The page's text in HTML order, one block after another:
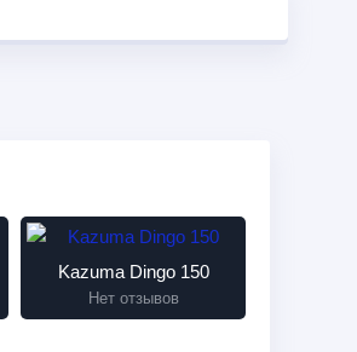
Kazuma Dingo 150
Нет отзывов